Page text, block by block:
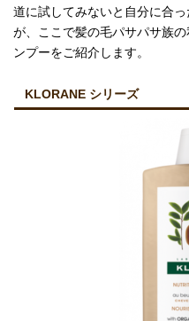
道に試してみないと自分に合
が、ここで髪の毛パサパサ族
ンプーをご紹介します。
KLORANE シリーズ